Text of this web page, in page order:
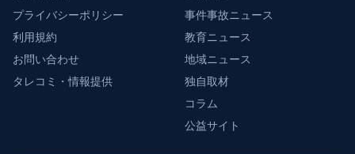
プライバシーポリシー
利用規約
お問い合わせ
タレコミ・情報提供
事件事故ニュース
教育ニュース
地域ニュース
独自取材
コラム
公益サイト